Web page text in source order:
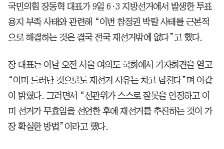
국민의힘 장동혁 대표가 9일 6·3 지방선거에서 발생한 투표
용지 부족 사태와 관련해 “이번 참정권 박탈 사태를 근본적
으로 해결하는 것은 결국 전국 재선거밖에 없다”고 했다.
장 대표는 이날 오전 서울 여의도 국회에서 기자회견을 열고
“이미 드러난 것으로도 재선거 사유는 차고 넘친다”며 이같
이 밝혔다. 그러면서 “선관위가 스스로 잘못을 인정하고 이
미 선거가 무효임을 선언한 후에 재선거를 추진하는 것이 가
장 확실한 방법”이라고 했다.